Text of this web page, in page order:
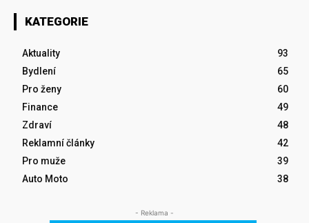
KATEGORIE
Aktuality
93
Bydlení
65
Pro ženy
60
Finance
49
Zdraví
48
Reklamní články
42
Pro muže
39
Auto Moto
38
- Reklama -